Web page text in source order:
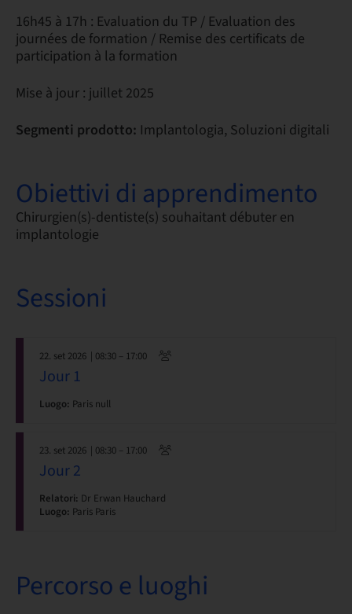
16h45 à 17h : Evaluation du TP / Evaluation des
journées de formation / Remise des certificats de
participation à la formation
Mise à jour : juillet 2025
Segmenti prodotto: Implantologia, Soluzioni digitali
Obiettivi di apprendimento
Chirurgien(s)-dentiste(s) souhaitant débuter en
implantologie
Sessioni
22. set 2026 | 08:30 – 17:00
Jour 1
Luogo: Paris null
23. set 2026 | 08:30 – 17:00
Jour 2
Relatori: Dr Erwan Hauchard
Luogo: Paris Paris
Percorso e luoghi